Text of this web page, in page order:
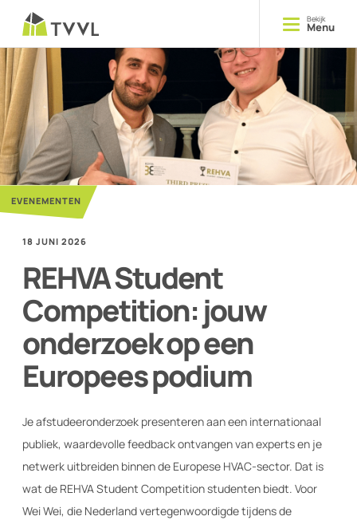
Opleiden
Cursussen
Delen
Kennis
Ontmoeten
Evenementen
YOUNG TVVL
Magazine
Nieuws
Over ons
Techniek2Day
Contact
Bekijk
Menu
EVENEMENTEN
18 JUNI 2026
REHVA Student
Competition: jouw
onderzoek op een
Europees podium
Je afstudeeronderzoek presenteren aan een internationaal
publiek, waardevolle feedback ontvangen van experts en je
netwerk uitbreiden binnen de Europese HVAC-sector. Dat is
wat de REHVA Student Competition studenten biedt. Voor
Wei Wei, die Nederland vertegenwoordigde tijdens de